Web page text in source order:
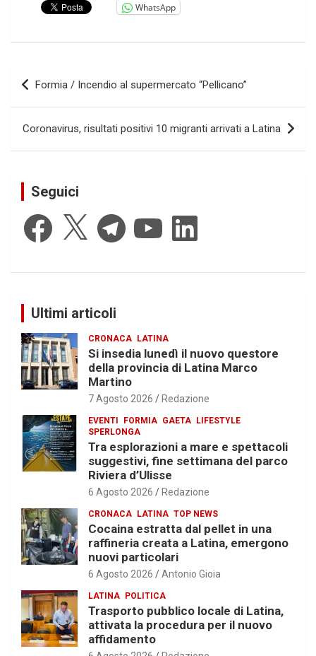
WhatsApp
Navigazione
articoli
Formia / Incendio al supermercato “Pellicano”
Coronavirus, risultati positivi 10 migranti arrivati a Latina
Seguici
Facebook Telegram YouTube LinkedIn
Ultimi articoli
CRONACA LATINA
Si insedia lunedì il nuovo questore
della provincia di Latina Marco
Martino
7 Agosto 2026 Redazione
EVENTI FORMIA GAETA LIFESTYLE
SPERLONGA
Tra esplorazioni a mare e spettacoli
suggestivi, fine settimana del parco
Riviera d’Ulisse
6 Agosto 2026 Redazione
CRONACA LATINA TOP NEWS
Cocaina estratta dal pellet in una
raffineria creata a Latina, emergono
nuovi particolari
6 Agosto 2026 Antonio Gioia
LATINA POLITICA
Trasporto pubblico locale di Latina,
attivata la procedura per il nuovo
affidamento